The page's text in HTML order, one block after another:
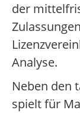
der
Analyse.
Neben den
spielt für